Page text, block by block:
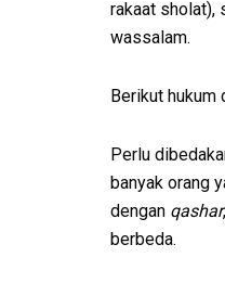
rakaat sholat),
wassalam.
Berikut hukum
Perlu
banyak orang
dengan qashar
berbeda.